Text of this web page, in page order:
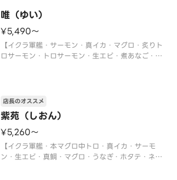
唯（ゆい）
¥5,490〜
【イクラ軍艦・サーモン・真イカ・マグロ・炙りト
ロサーモン・トロサーモン・生エビ・煮あなご・炙
紫苑（しおん）
店長のオススメ
¥5,260〜
【イクラ軍艦・本マグロ中トロ・真イカ・サーモ
ン・生エビ・真鯛・マグロ・うなぎ・ホタテ・ネギ